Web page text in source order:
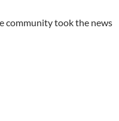
community took the news